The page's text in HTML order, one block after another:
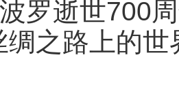
罗逝世700
绸之路上的世